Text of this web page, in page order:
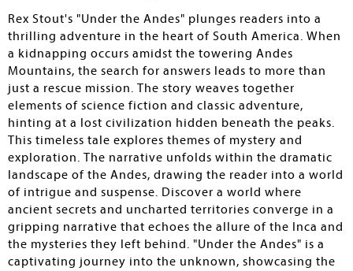
Rex Stout's "Under the Andes" plunges readers into a
thrilling adventure in the heart of South America. When
a kidnapping occurs amidst the towering Andes
Mountains, the search for answers leads to more than
just a rescue mission. The story weaves together
elements of science fiction and classic adventure,
hinting at a lost civilization hidden beneath the peaks.
This timeless tale explores themes of mystery and
exploration. The narrative unfolds within the dramatic
landscape of the Andes, drawing the reader into a world
of intrigue and suspense. Discover a world where
ancient secrets and uncharted territories converge in a
gripping narrative that echoes the allure of the Inca and
the mysteries they left behind. "Under the Andes" is a
captivating journey into the unknown, showcasing the